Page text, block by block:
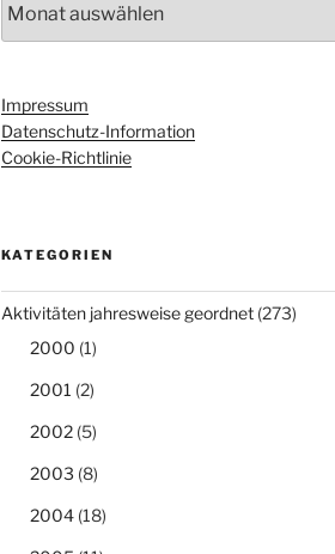
Impressum
Datenschutz-Information
Cookie-Richtlinie
KATEGORIEN
Aktivitäten jahresweise geordnet(273)
2000 (1)
2001 (2)
2002(5)
2003 (8)
2004(18)